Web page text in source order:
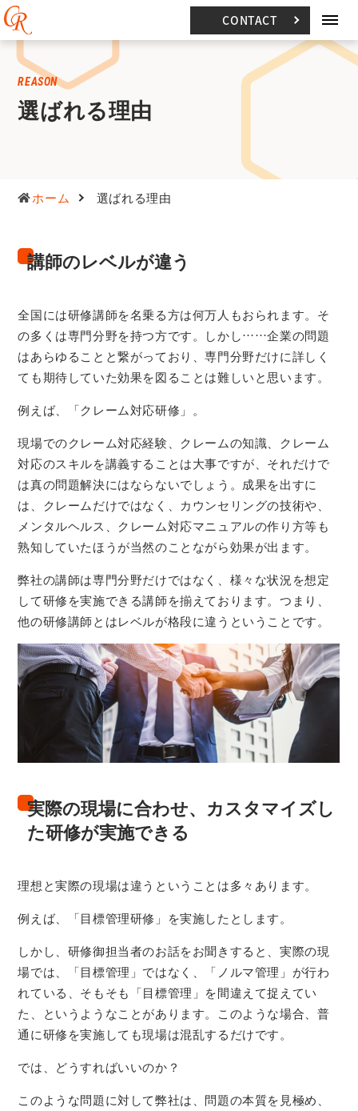
CONTACT
REASON
選ばれる理由
ホーム 選ばれる理由
講師のレベルが違う
全国には研修講師を名乗る方は何万人もおられます。そ
の多くは専門分野を持つ方です。しかし……企業の問題
はあらゆることと繋がっており、専門分野だけに詳しく
ても期待していた効果を図ることは難しいと思います。
例えば、「クレーム対応研修」。
現場でのクレーム対応経験、クレームの知識、クレーム
対応のスキルを講義することは大事ですが、それだけで
は真の問題解決にはならないでしょう。成果を出すに
は、クレームだけではなく、カウンセリングの技術や、
メンタルヘルス、クレーム対応マニュアルの作り方等も
熟知していたほうが当然のことながら効果が出ます。
弊社の講師は専門分野だけではなく、様々な状況を想定
して研修を実施できる講師を揃えております。つまり、
他の研修講師とはレベルが格段に違うということです。
実際の現場に合わせ、カスタマイズし
た研修が実施できる
理想と実際の現場は違うということは多々あります。
例えば、「目標管理研修」を実施したとします。
しかし、研修御担当者のお話をお聞きすると、実際の現
場では、「目標管理」ではなく、「ノルマ管理」が行わ
れている、そもそも「目標管理」を間違えて捉えてい
た、というようなことがあります。このような場合、普
通に研修を実施しても現場は混乱するだけです。
では、どうすればいいのか？
このような問題に対して弊社は、問題の本質を見極め、